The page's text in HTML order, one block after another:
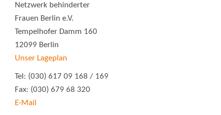
Netzwerk behinderter
Frauen Berlin e.V.
Tempelhofer Damm 160
12099 Berlin
Unser Lageplan
Tel: (030) 617 09 168 / 169
Fax: (030) 679 68 320
E-Mail